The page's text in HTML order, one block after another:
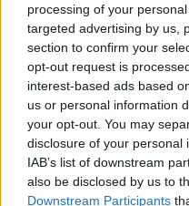
processing of your
targeted advertising by us,
section to confirm your
opt-out request is
interest-based ads based
us or personal information
your opt-out. You may
disclosure of your personal
IAB’s list of downstream
also be disclosed by us to
Downstream Participants
En materia de
Gobierno de
46,8%de sus
medidas aprobadas
ámbito han sido: la
paternidad; la
de conciliación y el
Orgánica de
Sexual. Además
Corresponsables,